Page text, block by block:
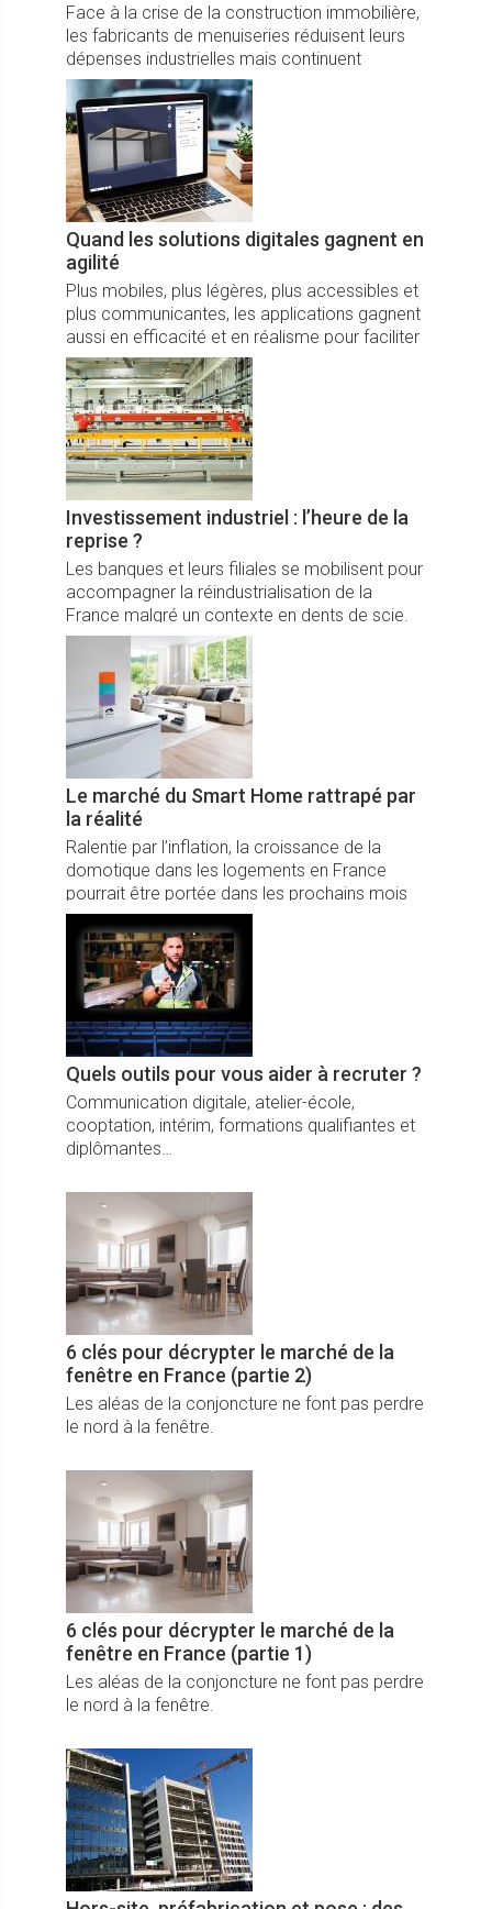
Face à la crise de la construction immobilière,
les fabricants de menuiseries réduisent leurs
dépenses industrielles mais continuent
d’investir pour gagner en productivité. Vision
d’ensemble.
Quand les solutions digitales gagnent en
agilité
Plus mobiles, plus légères, plus accessibles et
plus communicantes, les applications gagnent
aussi en efficacité et en réalisme pour faciliter
le travail au quotidien.
Investissement industriel : l’heure de la
reprise ?
Les banques et leurs filiales se mobilisent pour
accompagner la réindustrialisation de la
France malgré un contexte en dents de scie.
Le marché du Smart Home rattrapé par
la réalité
Ralentie par l’inflation, la croissance de la
domotique dans les logements en France
pourrait être portée dans les prochains mois
par la volonté des ménages d’optimiser leur
consommation énergétique.
Quels outils pour vous aider à recruter ?
Communication digitale, atelier-école,
cooptation, intérim, formations qualifiantes et
diplômantes…
6 clés pour décrypter le marché de la
fenêtre en France (partie 2)
Les aléas de la conjoncture ne font pas perdre
le nord à la fenêtre.
6 clés pour décrypter le marché de la
fenêtre en France (partie 1)
Les aléas de la conjoncture ne font pas perdre
le nord à la fenêtre.